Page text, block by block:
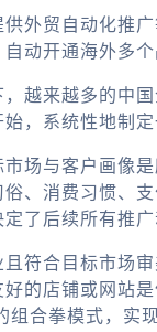
外贸自动化推广
动开通海外多
越来越多的中
始，系统性地制
场与客户画像
俗、消费习惯、
了后续所有推广
符合目标市场
的店铺或网站
组合拳模式，实